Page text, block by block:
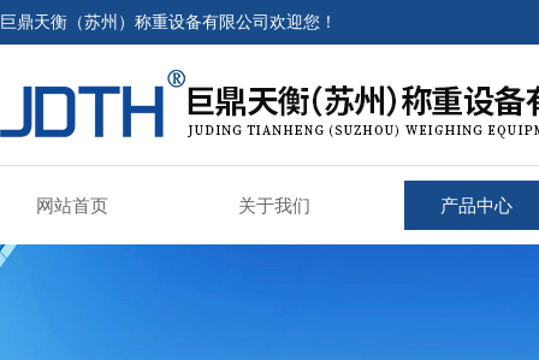
巨鼎天衡（苏州）称重设备有限公司欢迎您！
网站首页 关于我们 产品中心